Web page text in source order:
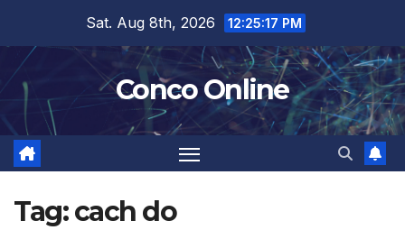
content
Sat. Aug 8th, 2026 12:25:17 PM
Conco Online
Tag:cach do